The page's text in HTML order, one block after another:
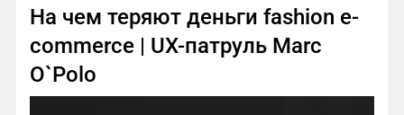
На чем теряют деньги fashion e-
commerce | UX-патруль Marc
O`Polo